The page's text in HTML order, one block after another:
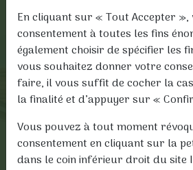
En cliquant sur « Tout Accepter
consentement à toutes les fins
également choisir de spécifier les
vous souhaitez donner votre
faire, il vous suffit de cocher la
la finalité et d’appuyer sur «
Vous pouvez à tout moment
consentement en cliquant sur la
dans le coin inférieur droit du site